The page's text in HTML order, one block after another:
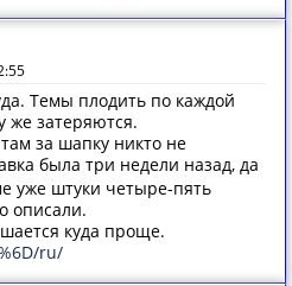
Темы плодить по каждой
же затеряются.
за шапку никто не
была три недели назад, да
уже штуки четыре-пять
описали.
куда проще.
ru/